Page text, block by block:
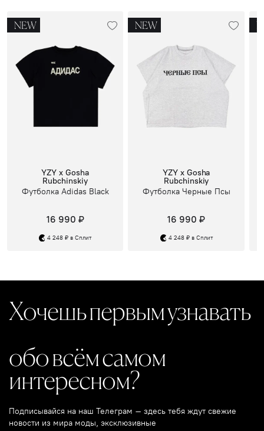
NEW
YZY x Gosha
Rubchinskiy
Футболка Adidas Black
16 990 ₽
4 248 ₽ в Сплит
NEW
YZY x Gosha
Rubchinskiy
Футболка Черные Псы
16 990 ₽
4 248 ₽ в Сплит
Хочешь первым узнавать
обо всём самом
интересном?
Подписывайся на наш Телеграм – здесь тебя ждут свежие
новости из мира моды, эксклюзивные